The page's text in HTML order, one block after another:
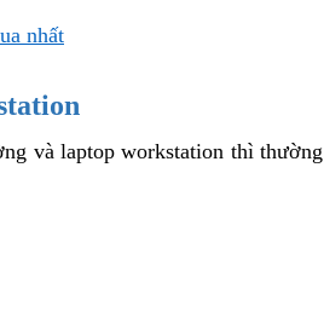
nhất
và laptop workstation thì thường